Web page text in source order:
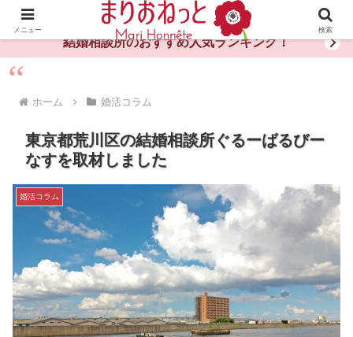
婚活や出会いの体験談・評判・秘訣がわかる情報サイト
結婚相談所のおすすめ人気ランキング！
ホーム 婚活コラム
東京都荒川区の結婚相談所ぐるーばるびー
なすを取材しました
婚活コラム
メニュー 検索